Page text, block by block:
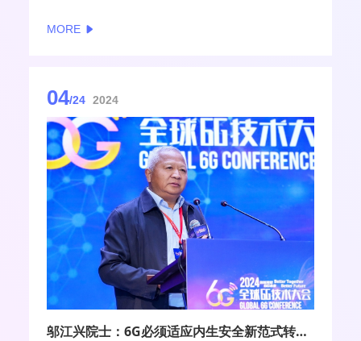
拟与现实世界的统一体”的6G网络愿景，介绍了爱立信
MORE
04/24 2024
邬江兴院士：6G必须适应内生安全新范式转变 三方面贡献“中国智慧”